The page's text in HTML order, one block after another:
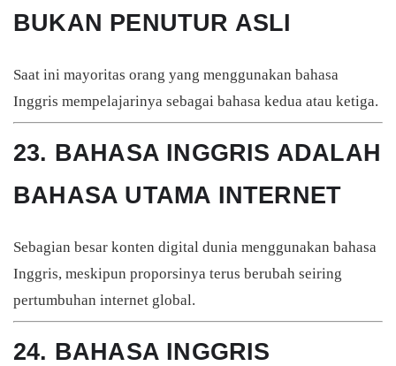
BUKAN PENUTUR ASLI
Saat ini mayoritas orang yang menggunakan bahasa
Inggris mempelajarinya sebagai bahasa kedua atau ketiga.
23. BAHASA INGGRIS ADALAH
BAHASA UTAMA INTERNET
Sebagian besar konten digital dunia menggunakan bahasa
Inggris, meskipun proporsinya terus berubah seiring
pertumbuhan internet global.
24. BAHASA INGGRIS